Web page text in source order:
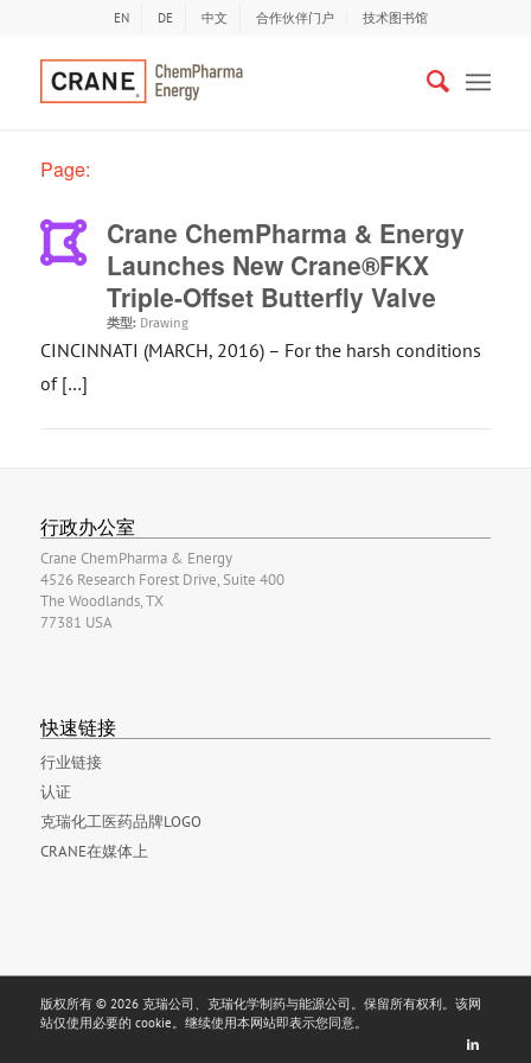
EN DE 中文 合作伙伴门户 技术图书馆
Page:
Crane ChemPharma & Energy
Launches New Crane®FKX
Triple-Offset Butterfly Valve
类型: Drawing
CINCINNATI (MARCH, 2016) – For the harsh conditions
of […]
行政办公室
Crane ChemPharma & Energy
4526 Research Forest Drive, Suite 400
The Woodlands, TX
77381 USA
快速链接
行业链接
认证
克瑞化工医药品牌LOGO
CRANE在媒体上
版权所有 © 2026 克瑞公司、克瑞化学制药与能源公司。保留所有权利。该网
站仅使用必要的 cookie。继续使用本网站即表示您同意。